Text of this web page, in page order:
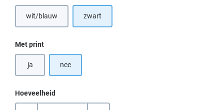
wit/blauw(Deze optie is momenteel niet beschikbaar.)
zwart
Selecteer
Met print
ja nee
Hoeveelheid